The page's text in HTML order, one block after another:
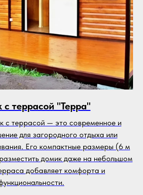
террасой "Терра"
с террасой — это современное и
для загородного отдыха или
Его компактные размеры (6 м
домик даже на небольшом
добавляет комфорта и